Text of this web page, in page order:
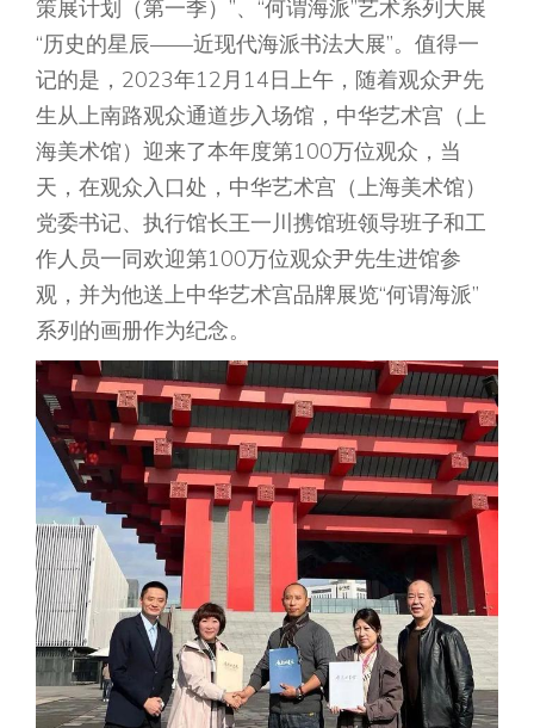
策展计划（第一季）”、“何谓海派”艺术系列大展
“历史的星辰——近现代海派书法大展”。值得一
记的是，2023年12月14日上午，随着观众尹先
生从上南路观众通道步入场馆，中华艺术宫（上
海美术馆）迎来了本年度第100万位观众，当
天，在观众入口处，中华艺术宫（上海美术馆）
党委书记、执行馆长王一川携馆班领导班子和工
作人员一同欢迎第100万位观众尹先生进馆参
观，并为他送上中华艺术宫品牌展览“何谓海派”
系列的画册作为纪念。